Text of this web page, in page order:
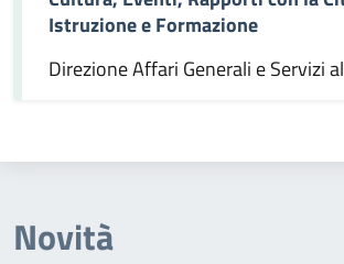
Istruzione e Formazione
Direzione Affari Generali e Servizi
Novità